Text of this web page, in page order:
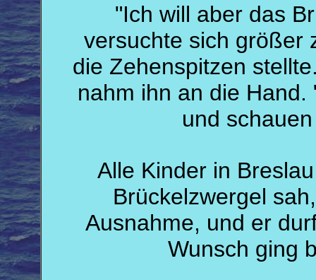
"Ich will aber das
versuchte sich größer
die Zehenspitzen
nahm ihn an die
und
Alle Kinder in
Brückelzwergel
Ausnahme, und er
Wunsch ging